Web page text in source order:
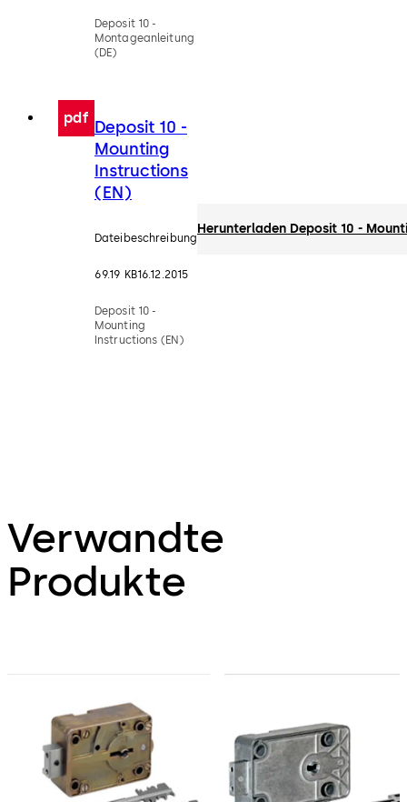
Deposit 10 -
Montageanleitung
(DE)
pdf Deposit 10 -
Mounting
Instructions
(EN)
Dateibeschreibung
69.19 KB16.12.2015
Deposit 10 -
Mounting
Instructions (EN)
Herunterladen Deposit 10 -
Verwandte
Produkte